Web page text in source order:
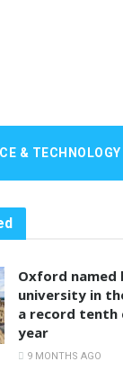
& TECHNOLOGY
Oxford named
university in
a record tenth
year
9 MONTHS AGO